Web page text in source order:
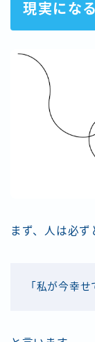
現実にな
まず、人は必ず
「私が今幸